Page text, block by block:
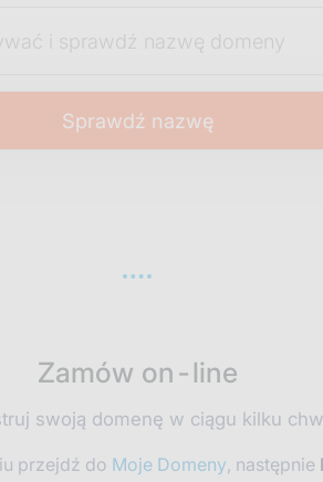
Zamów on-line
swoją domenę w ciągu kilku
przejdź do Moje Domeny, następnie